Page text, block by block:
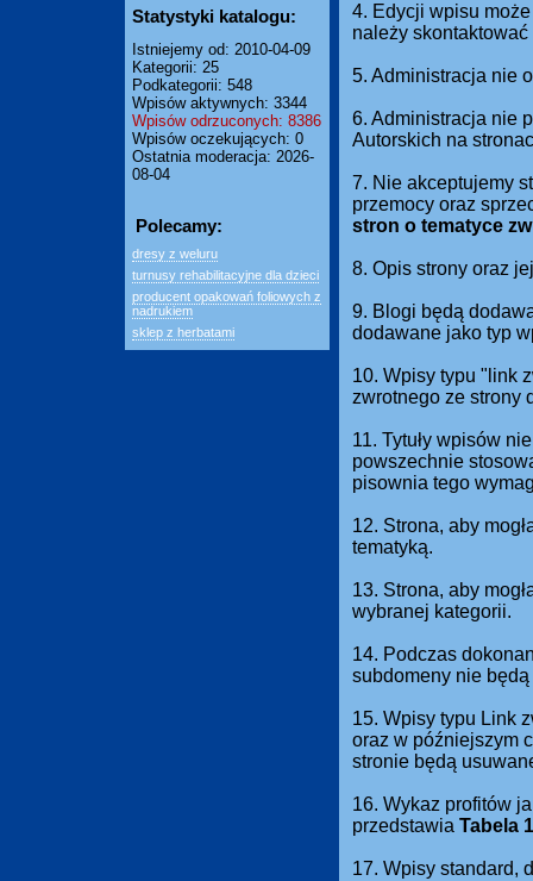
Statystyki katalogu:
Istniejemy od: 2010-04-09
Kategorii: 25
Podkategorii: 548
Wpisów aktywnych: 3344
Wpisów odrzuconych: 8386
Wpisów oczekujących: 0
Ostatnia moderacja: 2026-
08-04
Polecamy:
dresy z weluru
turnusy rehabilitacyjne dla dzieci
producent opakowań foliowych z
nadrukiem
sklep z herbatami
4. Edycji wpisu
należy
5. Administracja nie
6. Administracja nie
Autorskich na
7. Nie akceptujemy
przemocy oraz
stron o tematyce
8. Opis strony oraz
9. Blogi będą
dodawane jako typ
10. Wpisy typu "link
zwrotnego ze strony
11. Tytuły wpisów
powszechnie
pisownia tego
12. Strona, aby
tematyką.
13. Strona, aby
wybranej kategorii.
14. Podczas
subdomeny nie
15. Wpisy typu Link
oraz w późniejszym
stronie będą
16. Wykaz profitów
przedstawia Tabela 1
17. Wpisy standard,